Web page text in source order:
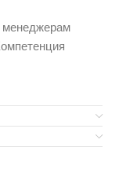
менеджерам